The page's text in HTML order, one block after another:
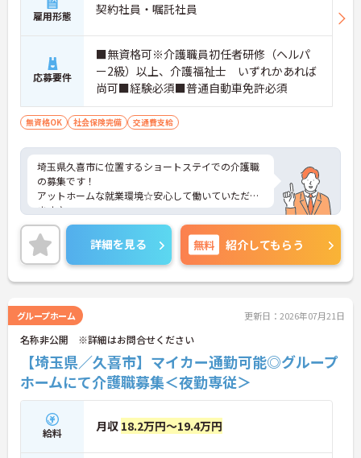
雇用形態 契約社員・嘱託社員
応募要件
■無資格可※介護職員初任者研修（ヘルパ
ー2級）以上、介護福祉士 いずれかあれば
尚可■経験必須■普通自動車免許必須
無資格OK 社会保険完備 交通費支給
埼玉県久喜市に位置するショートステイでの介護職
の募集です！
アットホームな就業環境☆安心して働いていただけ
ます♪
ご興味ある方には、面接対策ポイントなど、さらに
詳細をお話しいたしますのでお気軽にご相談くださ
い。
詳細を見る 無料 紹介してもらう
グループホーム 更新日：2026年07月21日
名称非公開 ※詳細はお問合せください
【埼玉県／久喜市】マイカー通勤可能◎グループ
ホームにて介護職募集＜夜勤専従＞
給料 月収 18.2万円～19.4万円